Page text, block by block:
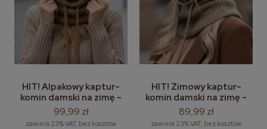
HIT! Alpakowy kaptur-
komin damski na zimę -
modna balaclava zimowa
99,99 zł
zawiera 23% VAT, bez kosztów
HIT! Zimowy kaptur-
komin damski na zimę -
modna balaclava zimowa
89,99 zł
zawiera 23% VAT, bez kosztów